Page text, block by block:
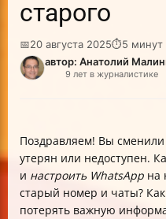
старого
📅20 августа 2025⏱5 минут
автор: Анатолий
9 лет в журналистике
Поздравляем! Вы
утерян или недоступен.
и настроить WhatsApp на
старый номер и чаты?
потерять важную